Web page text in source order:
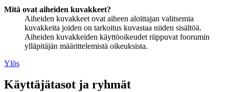
Mitä ovat aiheiden kuvakkeet?
Aiheiden kuvakkeet ovat aiheen aloittajan valitsemia
kuvakkeita joiden on tarkoitus kuvastaa niiden sisältöä.
Aiheiden kuvakkeiden käyttöoikeudet riippuvat foorumin
ylläpitäjän määrittelemistä oikeuksista.
Ylös
Käyttäjätasot ja ryhmät